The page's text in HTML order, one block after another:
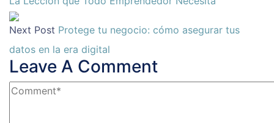
Next Post Protege tu negocio: cómo asegurar tus
datos en la era digital
Leave A Comment